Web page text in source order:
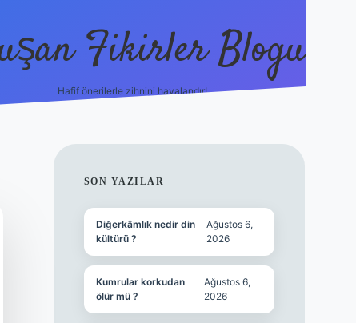
Fikirler Blogu
Hafif önerilerle zihnini havalandır!
SIDEBAR
SON YAZILAR
Diğerkâmlık nedir din
kültürü ?
Ağustos 6,
2026
Kumrular korkudan
ölür mü ?
Ağustos 6,
2026
hiltonbet güncel giriş